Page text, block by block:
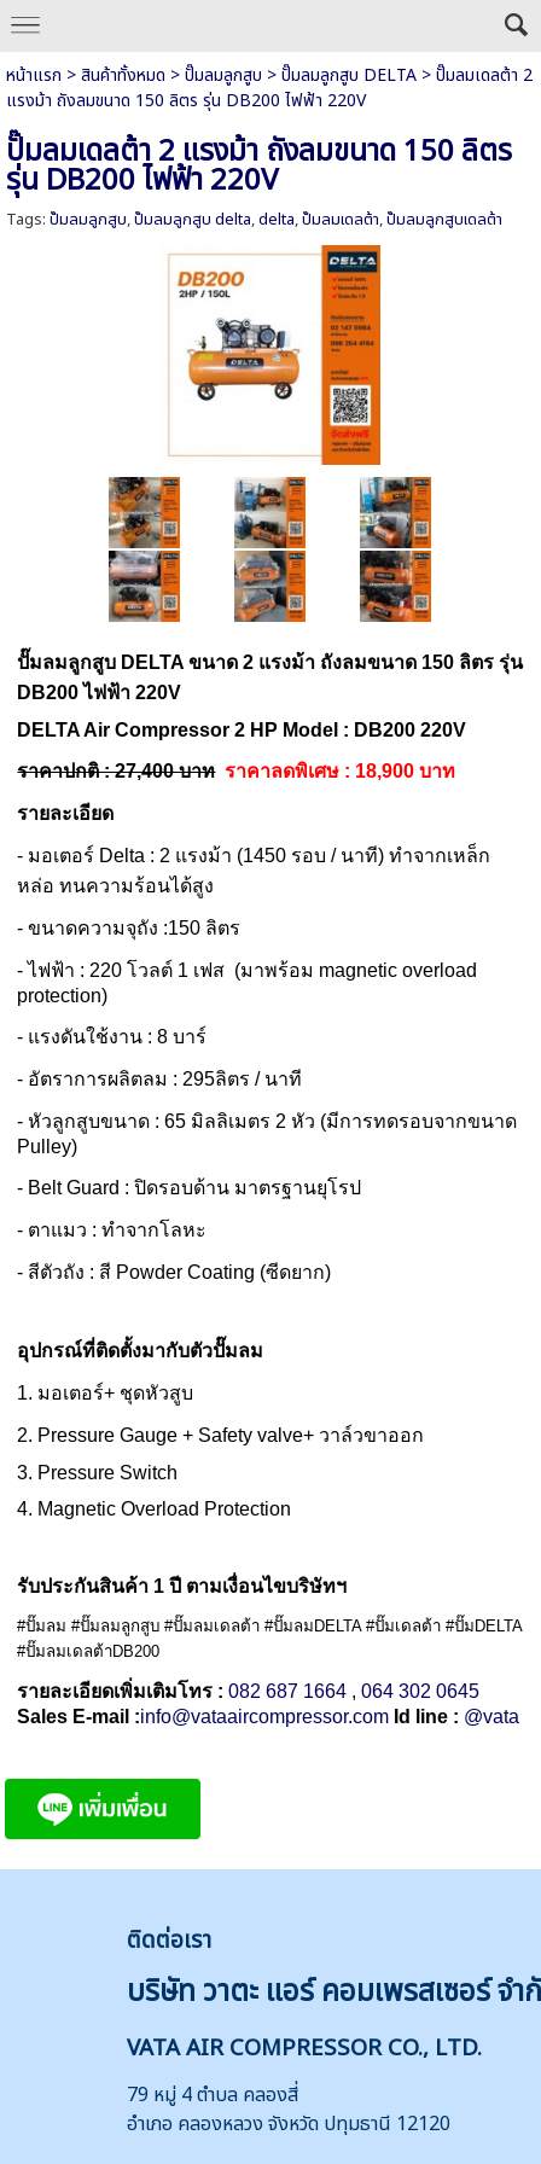
หน้าแรก >สินค้าทั้งหมด >ปั๊มลมลูกสูบ >ปั๊มลมลูกสูบ DELTA>ปั๊มลมเดลต้า 2
แรงม้า ถังลมขนาด 150 ลิตร รุ่น DB200 ไฟฟ้า 220V
ปั๊มลมเดลต้า 2 แรงม้า ถังลมขนาด 150 ลิตร
รุ่น DB200 ไฟฟ้า 220V
Tags: ปั๊มลมลูกสูบ,ปั๊มลมลูกสูบ delta,delta,ปั๊มลมเดลต้า,ปั๊มลมลูกสูบเดลต้า
ปั๊มลมลูกสูบ DELTA ขนาด 2 แรงม้า ถังลมขนาด 150 ลิตร รุ่น
DB200 ไฟฟ้า 220V
DELTA Air Compressor 2 HP Model : DB200 220V
ราคาปกติ : 27,400 บาท ราคาลดพิเศษ : 18,900 บาท
รายละเอียด
- มอเตอร์ Delta : 2 แรงม้า (1450 รอบ / นาที) ทำจากเหล็ก
หล่อ ทนความร้อนได้สูง
- ขนาดความจุถัง :150 ลิตร
- ไฟฟ้า : 220 โวลต์ 1 เฟส (มาพร้อม magnetic overload
protection)
- แรงดันใช้งาน : 8 บาร์
- อัตราการผลิตลม : 295ลิตร / นาที
- หัวลูกสูบขนาด : 65 มิลลิเมตร 2 หัว (มีการทดรอบจากขนาด
Pulley)
- Belt Guard : ปิดรอบด้าน มาตรฐานยุโรป
- ตาแมว : ทำจากโลหะ
- สีตัวถัง : สี Powder Coating (ซีดยาก)
อุปกรณ์ที่ติดตั้งมากับตัวปั๊มลม
1. มอเตอร์+ ชุดหัวสูบ
2. Pressure Gauge + Safety valve+ วาล์วขาออก
3. Pressure Switch
4. Magnetic Overload Protection
รับประกันสินค้า 1 ปี ตามเงื่อนไขบริษัทฯ
#ปั๊มลม #ปั๊มลมลูกสูบ #ปั๊มลมเดลต้า #ปั๊มลมDELTA #ปั๊มเดลต้า #ปั๊มDELTA
#ปั๊มลมเดลต้าDB200
รายละเอียดเพิ่มเติมโทร :082 687 1664 ,064 302 0645
Sales E-mail :info@vataaircompressor.com Id line : @vata
ติดต่อเรา
บริษัท วาตะ แอร์ คอมเพรสเซอร์ จำ
VATA AIR COMPRESSOR CO., LTD.
79 หมู่ 4 ตำบล คลองสี่
อำเภอ คลองหลวง จังหวัด ปทุมธานี 12120